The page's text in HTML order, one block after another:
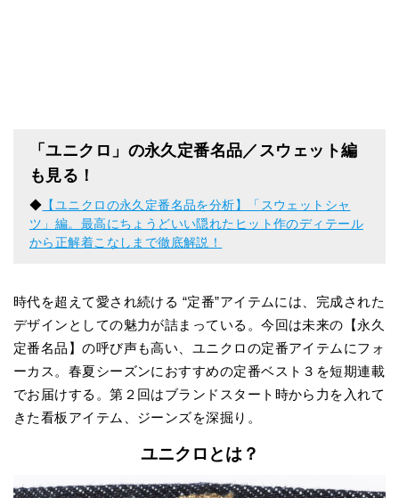
「ユニクロ」の永久定番名品／スウェット編
も見る！
◆ 【ユニクロの永久定番名品を分析】「スウェットシャ
ツ」編。最高にちょうどいい隠れたヒット作のディテール
から正解着こなしまで徹底解説！
時代を超えて愛され続ける “定番”アイテムには、完成された
デザインとしての魅力が詰まっている。今回は未来の【永久
定番名品】の呼び声も高い、ユニクロの定番アイテムにフォ
ーカス。春夏シーズンにおすすめの定番ベスト３を短期連載
でお届けする。第２回はブランドスタート時から力を入れて
きた看板アイテム、ジーンズを深掘り。
ユニクロとは？